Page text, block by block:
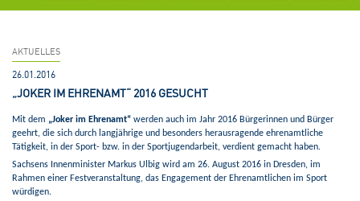
AKTUELLES
26.01.2016
„JOKER IM EHRENAMT“ 2016 GESUCHT
Mit dem „Joker im Ehrenamt“ werden auch im Jahr 2016 Bürgerinnen und Bürger
geehrt, die sich durch langjährige und besonders herausragende ehrenamtliche
Tätigkeit, in der Sport- bzw. in der Sportjugendarbeit, verdient gemacht haben.
Sachsens Innenminister Markus Ulbig wird am 26. August 2016 in Dresden, im
Rahmen einer Festveranstaltung, das Engagement der Ehrenamtlichen im Sport
würdigen.